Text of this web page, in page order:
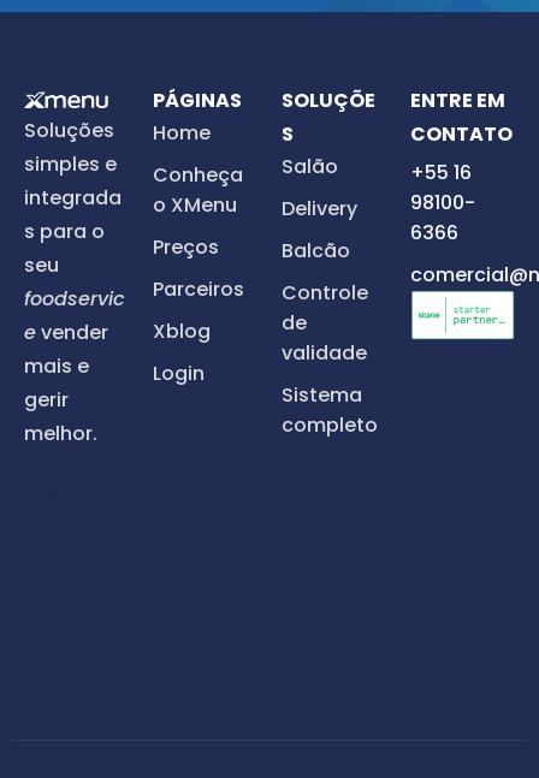
Soluções
simples e
integrada
s para o
seu
foodservic
evender
mais e
gerir
melhor.
PÁGINAS
Home
Conheça
o XMenu
Preços
Parceiros
Xblog
Login
SOLUÇÕE
S
Salão
Delivery
Balcão
Controle
de
validade
Sistema
completo
ENTRE EM
CONTATO
+55 16
98100-
6366